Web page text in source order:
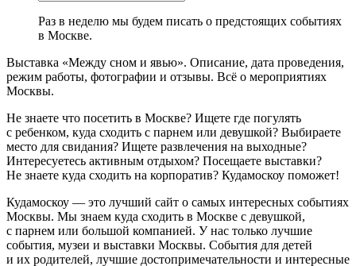
Раз в неделю мы будем писать о предстоящих событиях
в Москве.
Выставка «Между сном и явью». Описание, дата проведения,
режим работы, фотографии и отзывы. Всё о мероприятиях
Москвы.
Не знаете что посетить в Москве? Ищете где погулять
с ребенком, куда сходить с парнем или девушкой? Выбираете
место для свидания? Ищете развлечения на выходные?
Интересуетесь активным отдыхом? Посещаете выставки?
Не знаете куда сходить на корпоратив? Кудамоскоу поможет!
Кудамоскоу — это лучший сайт о самых интересных событиях
Москвы. Мы знаем куда сходить в Москве с девушкой,
с парнем или большой компанией. У нас только лучшие
события, музеи и выставки Москвы. События для детей
и их родителей, лучшие достопримечательности и интересные